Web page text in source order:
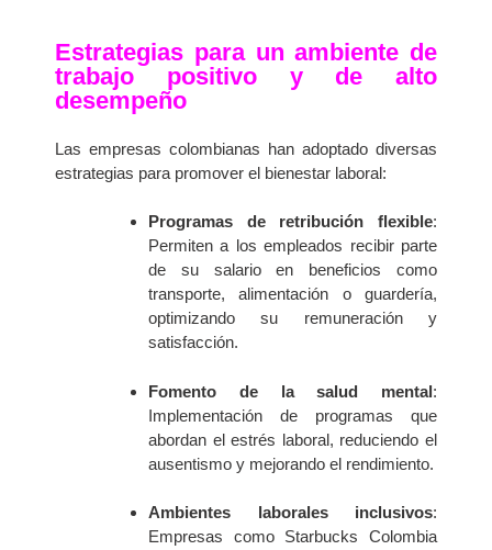
Estrategias para un ambiente de
trabajo positivo y de alto
desempeño
Las empresas colombianas han adoptado diversas
estrategias para promover el bienestar laboral:​
Programas de retribución flexible:
Permiten a los empleados recibir parte
de su salario en beneficios como
transporte, alimentación o guardería,
optimizando su remuneración y
satisfacción.
Fomento de la salud mental:
Implementación de programas que
abordan el estrés laboral, reduciendo el
ausentismo y mejorando el rendimiento.
Ambientes laborales inclusivos:
Empresas como Starbucks Colombia